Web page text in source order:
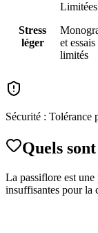
Stress
léger
Limitées
et
limités
Sécurité : Tolérance
Quels
La passiflore est
insuffisantes pour la